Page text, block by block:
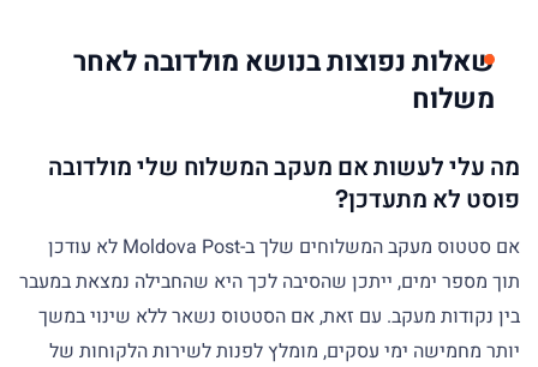
שאלות נפוצות בנושא מולדובה לאחר
משלוח
מה עלי לעשות אם מעקב המשלוח שלי מולדובה
פוסט לא מתעדכן?
אם סטטוס מעקב המשלוחים שלך ב-Moldova Post לא עודכן
תוך מספר ימים, ייתכן שהסיבה לכך היא שהחבילה נמצאת במעבר
בין נקודות מעקב. עם זאת, אם הסטטוס נשאר ללא שינוי במשך
יותר מחמישה ימי עסקים, מומלץ לפנות לשירות הלקוחות של